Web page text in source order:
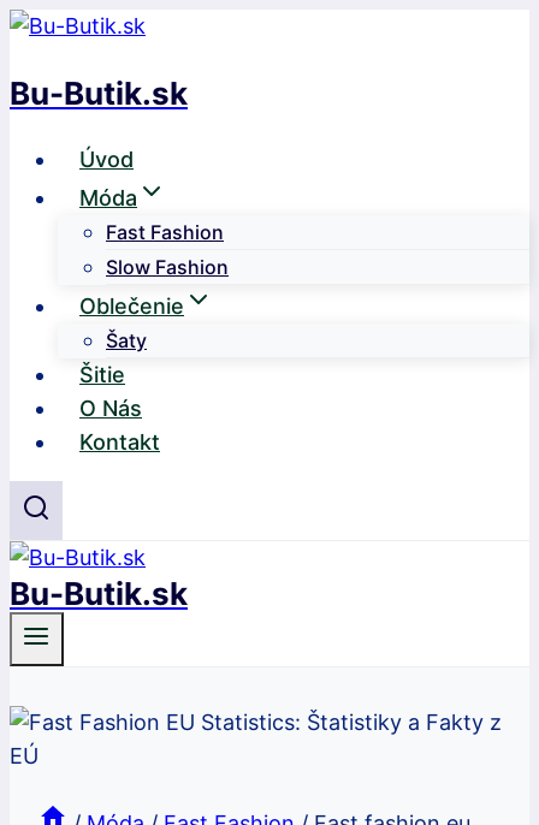
Skip
content
Bu-Butik.sk
Úvod
Móda
Fast Fashion
Slow Fashion
Oblečenie
Šaty
Šitie
O Nás
Kontakt
Bu-Butik.sk